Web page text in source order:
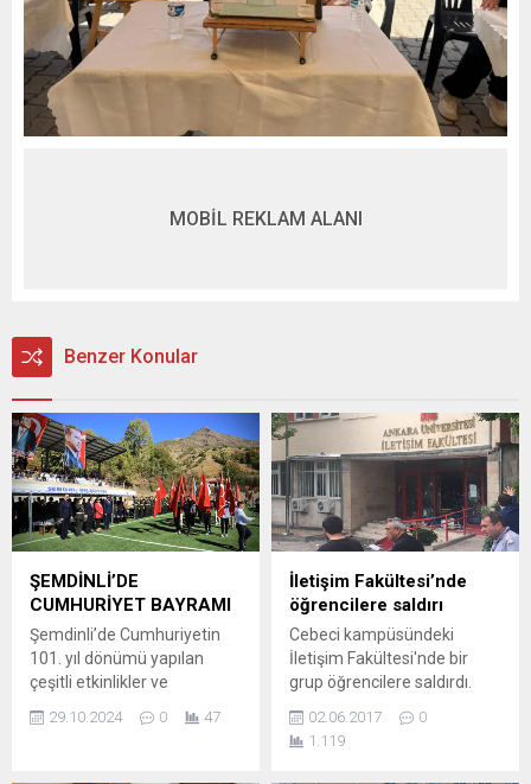
MOBİL REKLAM ALANI
Benzer Konular
ŞEMDİNLİ’DE
CUMHURİYET BAYRAMI
Şemdinli’de Cumhuriyetin
101. yıl dönümü yapılan
çeşitli etkinlikler ve
şehir stadyumunda
29.10.2024 0 47
İletişim Fakültesi’nde
öğrencilere saldırı
Cebeci kampüsündeki
İletişim Fakültesi'nde bir
grup öğrencilere saldırdı.
Bilgiler Fakültesi’nde
(mülkiye) dün yaşanan
02.06.2017
0
1.119